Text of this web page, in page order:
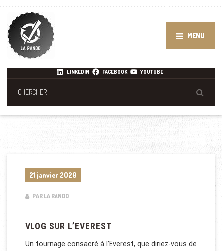
MENU
LINKEDIN FACEBOOK YOUTUBE
21 janvier 2020
PAR LA RANDO
VLOG SUR L’EVEREST
Un tournage consacré à l’Everest, que diriez-vous de